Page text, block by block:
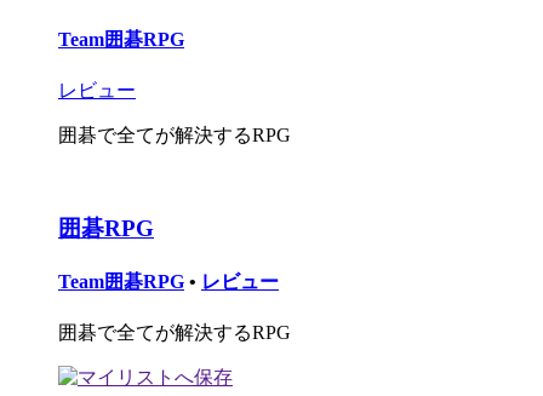
Team囲碁RPG
レビュー
囲碁で全てが解決するRPG
囲碁RPG
Team囲碁RPG • レビュー
囲碁で全てが解決するRPG